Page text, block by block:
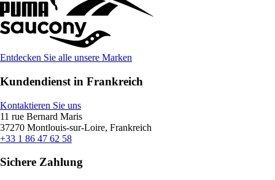
Entdecken Sie alle unsere Marken
Kundendienst in Frankreich
Kontaktieren Sie uns
11 rue Bernard Maris
37270 Montlouis-sur-Loire, Frankreich
+33 1 86 47 62 58
Sichere Zahlung